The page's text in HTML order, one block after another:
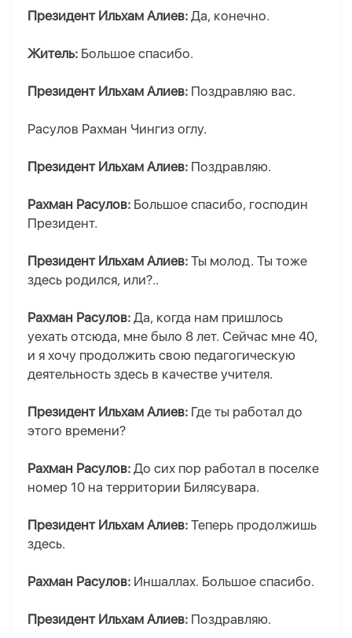
Президент Ильхам Алиев: Да, конечно.
Житель: Большое спасибо.
Президент Ильхам Алиев: Поздравляю вас.
Расулов Рахман Чингиз оглу.
Президент Ильхам Алиев: Поздравляю.
Рахман Расулов: Большое спасибо, господин
Президент.
Президент Ильхам Алиев: Ты молод. Ты тоже
здесь родился, или?..
Рахман Расулов: Да, когда нам пришлось
уехать отсюда, мне было 8 лет. Сейчас мне 40,
и я хочу продолжить свою педагогическую
деятельность здесь в качестве учителя.
Президент Ильхам Алиев: Где ты работал до
этого времени?
Рахман Расулов: До сих пор работал в поселке
номер 10 на территории Билясувара.
Президент Ильхам Алиев: Теперь продолжишь
здесь.
Рахман Расулов: Иншаллах. Большое спасибо.
Президент Ильхам Алиев: Поздравляю.